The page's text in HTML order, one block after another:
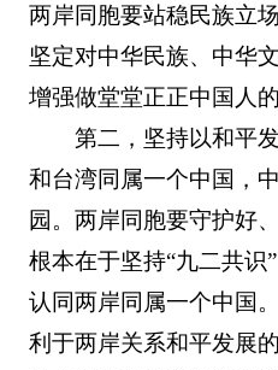
两岸同胞要站稳民族立
坚定对中华民族、中华
增强做堂堂正正中国人
第二，坚持以和平
和台湾同属一个中国，
园。两岸同胞要守护好
根本在于坚持“九二共识
认同两岸同属一个中国
利于两岸关系和平发展